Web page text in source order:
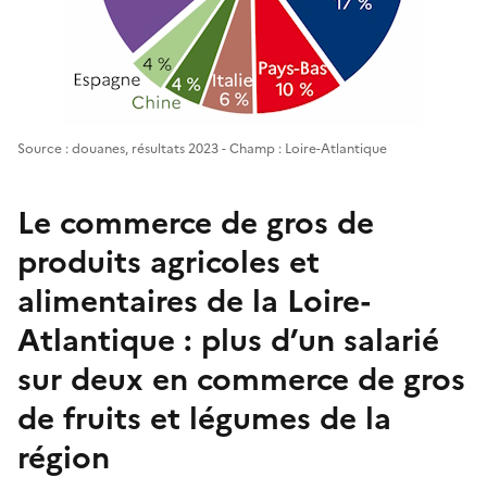
Source : douanes, résultats 2023 - Champ : Loire-Atlantique
Le commerce de gros de
produits agricoles et
alimentaires de la Loire-
Atlantique : plus d’un salarié
sur deux en commerce de gros
de fruits et légumes de la
région